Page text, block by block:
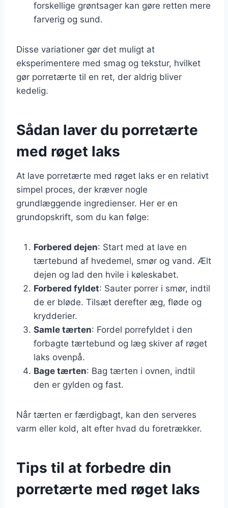
forskellige grøntsager kan gøre retten mere
farverig og sund.
Disse variationer gør det muligt at
eksperimentere med smag og tekstur, hvilket
gør porretærte til en ret, der aldrig bliver
kedelig.
Sådan laver du porretærte
med røget laks
At lave porretærte med røget laks er en relativt
simpel proces, der kræver nogle
grundlæggende ingredienser. Her er en
grundopskrift, som du kan følge:
Forbered dejen: Start med at lave en
tærtebund af hvedemel, smør og vand. Ælt
dejen og lad den hvile i køleskabet.
Forbered fyldet: Sauter porrer i smør, indtil
de er bløde. Tilsæt derefter æg, fløde og
krydderier.
Samle tærten: Fordel porrefyldet i den
forbagte tærtebund og læg skiver af røget
laks ovenpå.
Bage tærten: Bag tærten i ovnen, indtil
den er gylden og fast.
Når tærten er færdigbagt, kan den serveres
varm eller kold, alt efter hvad du foretrækker.
Tips til at forbedre din
porretærte med røget laks